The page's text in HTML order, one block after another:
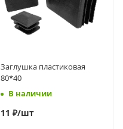
Заглушка пластиковая
80*40
В наличии
11 ₽/шт